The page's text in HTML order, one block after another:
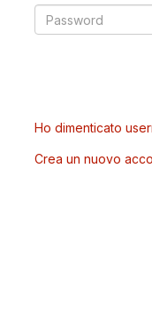
Ho dimenticato
Crea un nuovo